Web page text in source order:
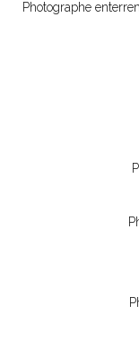
Photographe